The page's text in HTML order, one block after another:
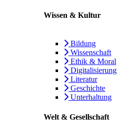
Wissen & Kultur
Bildung
Wissenschaft
Ethik & Moral
Digitalisierung
Literatur
Geschichte
Unterhaltung
Welt & Gesellschaft